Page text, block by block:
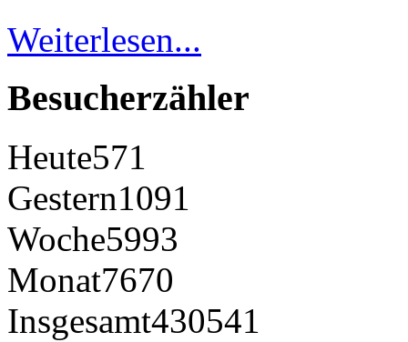
Weiterlesen...
Besucherzähler
Heute571
Gestern1091
Woche5993
Monat7670
Insgesamt430541